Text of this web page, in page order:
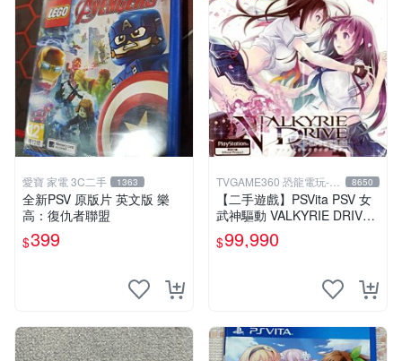
愛寶 家電 3C二手 1363
全新PSV 原版片 英文版 樂
高：復仇者聯盟
$399
TVGAME360 恐龍電玩-台
中店
8650
【二手遊戲】PSVita PSV 女
武神驅動 VALKYRIE DRIVE
日文版【台中恐龍電玩】
$99,990